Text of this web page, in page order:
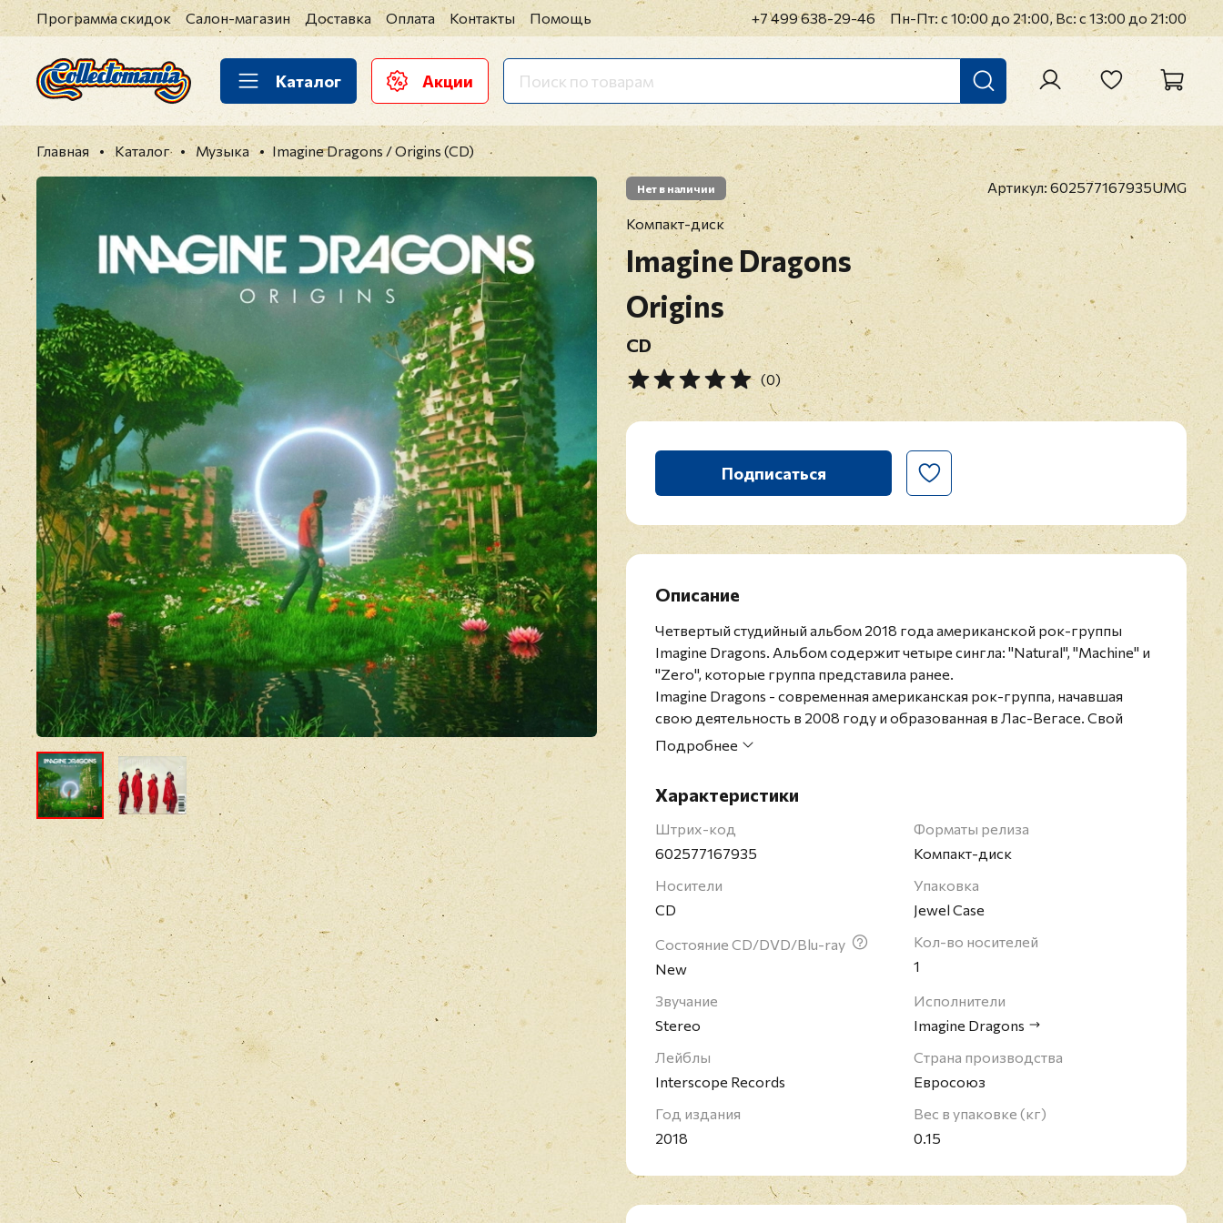
Программа скидок Салон-магазин Доставка Оплата Контакты Помощь +7 499 638-29-46 Пн-Пт: с 10:00 до 21:00, Вс: с 13:00 до 21:00
Каталог Акции
Главная Каталог Музыка Imagine Dragons / Origins (CD)
Нет в наличии Артикул:602577167935UMG
Компакт-диск
Imagine Dragons
Origins
CD
(0)
Подписаться
Описание
Четвертый студийный альбом 2018 года американской рок-группы
Imagine Dragons. Альбом содержит четыре сингла: "Natural", "Machine" и
"Zero", которые группа представила ранее.
Imagine Dragons - современная американская рок-группа, начавшая
свою деятельность в 2008 году и образованная в Лас-Вегасе. Свой
первый альбом группа выпустила только в 2012 году и благодаря ему,
большим роковым хитом по мнению Rolling Stone.
Подробнее
Характеристики
Штрих-код
602577167935
Форматы релиза
Компакт-диск
Носители
CD
Упаковка
Jewel Case
Состояние CD/DVD/Blu-ray
New
Кол-во носителей
1
Звучание
Stereo
Исполнители
Imagine Dragons
Лейблы
Interscope Records
Страна производства
Евросоюз
Год издания
2018
Вес в упаковке (кг)
0.15